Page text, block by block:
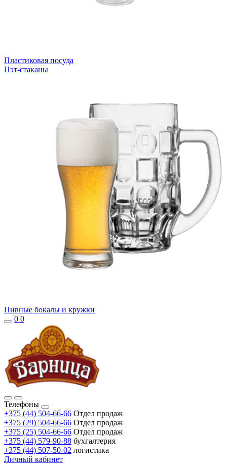
Пластиковая посуда
Пэт-стаканы
Пивные бокалы и кружки
0 0
Телефоны
+375 (44) 504-66-66 Отдел продаж
+375 (29) 504-66-66 Отдел продаж
+375 (25) 504-66-66 Отдел продаж
+375 (44) 579-90-88 бухгалтерия
+375 (44) 507-50-02 логистика
Личный кабинет